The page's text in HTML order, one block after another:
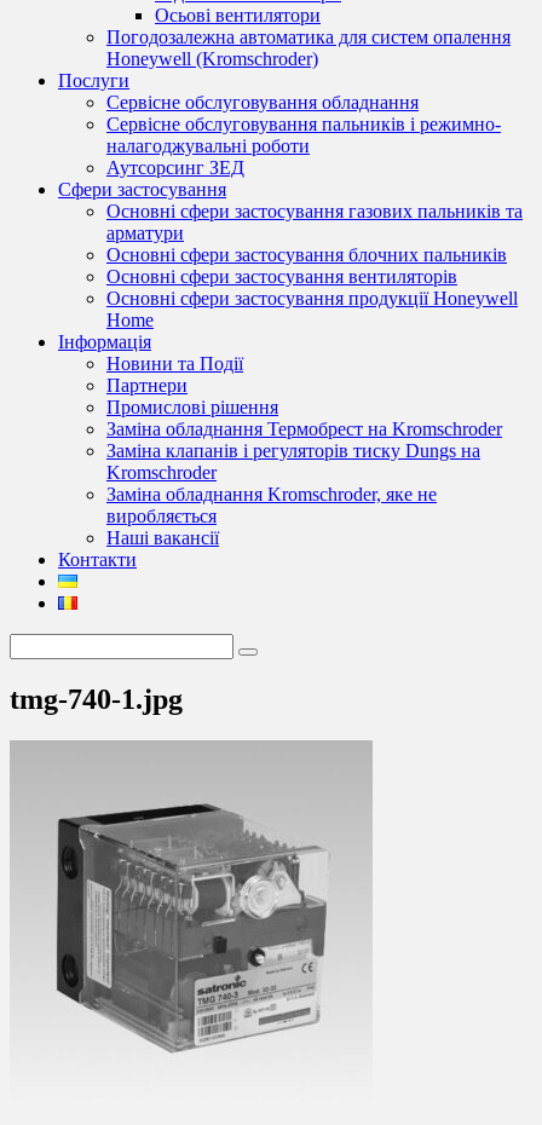
Осьові вентилятори
Погодозалежна автоматика для систем опалення
Honeywell (Kromschroder)
Послуги
Сервісне обслуговування обладнання
Сервісне обслуговування пальників і режимно-
налагоджувальні роботи
Аутсорсинг ЗЕД
Сфери застосування
Основні сфери застосування газових пальників та
арматури
Основні сфери застосування блочних пальників
Основні сфери застосування вентиляторів
Основні сфери застосування продукції Honeywell
Home
Інформація
Новини та Події
Партнери
Промислові рішення
Заміна обладнання Термобрест на Kromschroder
Заміна клапанів і регуляторів тиску Dungs на
Kromschroder
Заміна обладнання Kromschroder, яке не
виробляється
Наші вакансії
Контакти
tmg-740-1.jpg